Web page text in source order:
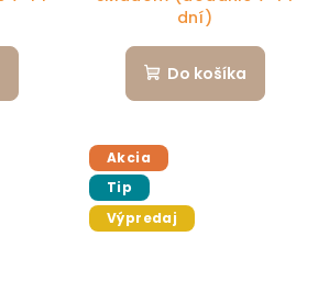
dní)
Do košíka
Akcia
Tip
Výpredaj